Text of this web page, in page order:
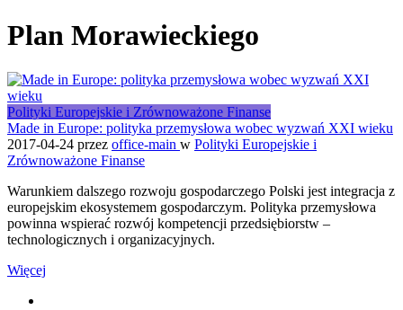
Plan Morawieckiego
Polityki Europejskie i Zrównoważone Finanse
Made in Europe: polityka przemysłowa wobec wyzwań XXI wieku
2017-04-24 przez office-main w Polityki Europejskie i
Zrównoważone Finanse
Warunkiem dalszego rozwoju gospodarczego Polski jest integracja z
europejskim ekosystemem gospodarczym. Polityka przemysłowa
powinna wspierać rozwój kompetencji przedsiębiorstw –
technologicznych i organizacyjnych.
Więcej